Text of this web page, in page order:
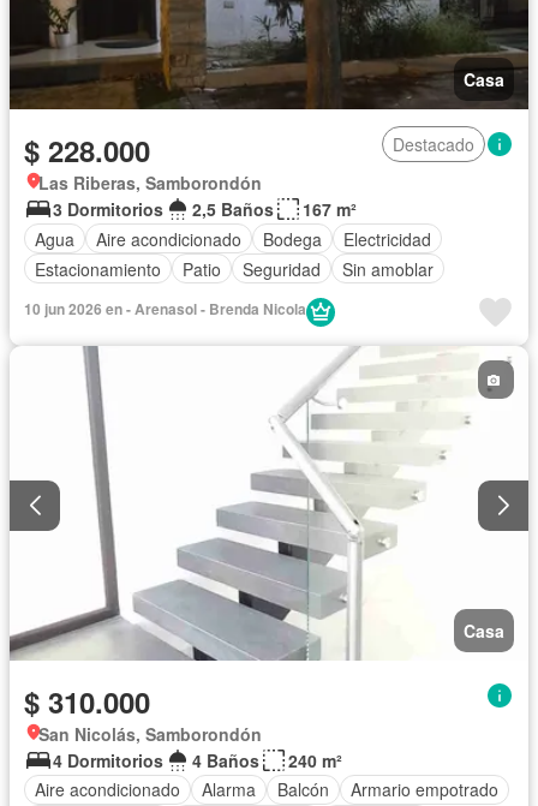
Casa
$ 228.000
Destacado
Las Riberas, Samborondón
3 Dormitorios
2,5 Baños
167 m²
Agua
Aire acondicionado Bodega
Electricidad
Estacionamiento
Patio Seguridad Sin amoblar
10 jun 2026 en - Arenasol - Brenda Nicola
Casa
$ 310.000
San Nicolás, Samborondón
4 Dormitorios
4 Baños
240 m²
Aire acondicionado
Alarma Balcón
Armario empotrado